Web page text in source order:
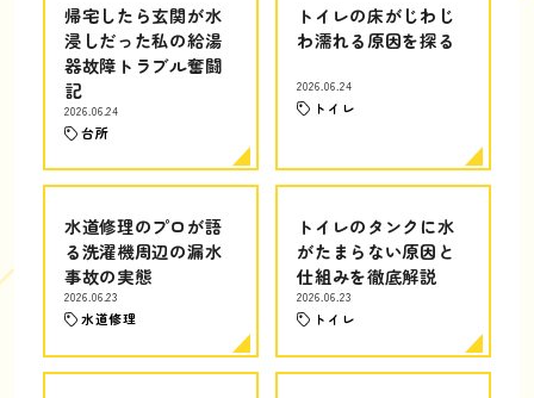
帰宅したら玄関が水
浸しだった私の給湯
器故障トラブル奮闘
記
2026.06.24
台所
トイレの床がじわじ
わ濡れる原因を探る
2026.06.24
トイレ
水道修理のプロが語
る洗濯機周辺の漏水
事故の実態
2026.06.23
水道修理
トイレのタンクに水
がたまらない原因と
仕組みを徹底解説
2026.06.23
トイレ